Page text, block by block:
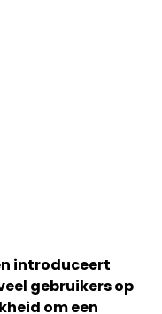
introduceert
gebruikers op
om een